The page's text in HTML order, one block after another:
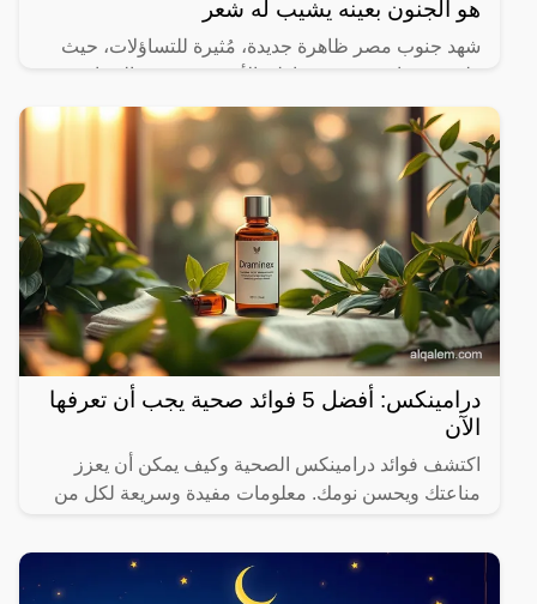
هو الجنون بعينه يشيب له شعر
شهد جنوب مصر ظاهرة جديدة، مُثيرة للتساؤلات، حيث
ظهرت نيران تخرج من باطن الأرض في قرية الهنداو
بمركز الدخيلة بمحافظة الوادي الجديد.وتصدّر مقطع فيديو
للنيران
درامينكس: أفضل 5 فوائد صحية يجب أن تعرفها
الآن
اكتشف فوائد درامينكس الصحية وكيف يمكن أن يعزز
مناعتك ويحسن نومك. معلومات مفيدة وسريعة لكل من